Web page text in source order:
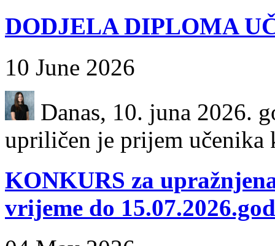
DODJELA DIPLOMA
10 June 2026
Danas, 10. juna 2026.
upriličen je prijem učenika
KONKURS za
vrijeme do